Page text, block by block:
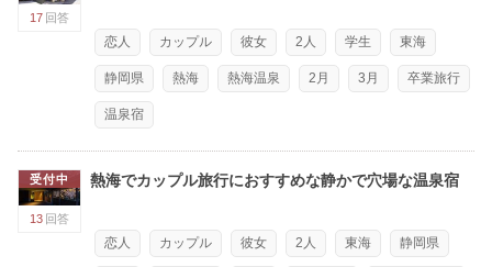
17 回答
恋人 カップル 彼女 2人 学生 東海
静岡県 熱海 熱海温泉 2月 3月 卒業旅行
温泉宿
受付中
13 回答
熱海でカップル旅行におすすめな静かで穴場な温泉宿
恋人 カップル 彼女 2人 東海 静岡県